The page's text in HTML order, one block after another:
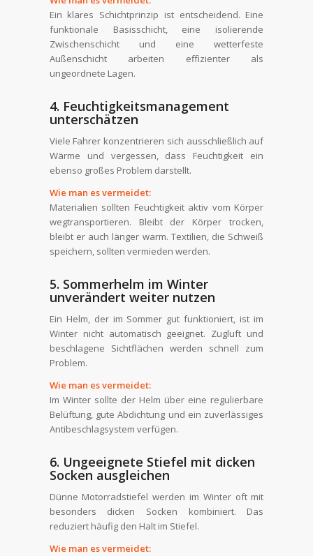
Ein klares Schichtprinzip ist entscheidend. Eine
funktionale Basisschicht, eine isolierende
Zwischenschicht und eine wetterfeste
Außenschicht arbeiten effizienter als
ungeordnete Lagen.
4. Feuchtigkeitsmanagement
unterschätzen
Viele Fahrer konzentrieren sich ausschließlich auf
Wärme und vergessen, dass Feuchtigkeit ein
ebenso großes Problem darstellt.
Wie man es vermeidet:
Materialien sollten Feuchtigkeit aktiv vom Körper
wegtransportieren. Bleibt der Körper trocken,
bleibt er auch länger warm. Textilien, die Schweiß
speichern, sollten vermieden werden.
5. Sommerhelm im Winter
unverändert weiter nutzen
Ein Helm, der im Sommer gut funktioniert, ist im
Winter nicht automatisch geeignet. Zugluft und
beschlagene Sichtflächen werden schnell zum
Problem.
Wie man es vermeidet:
Im Winter sollte der Helm über eine regulierbare
Belüftung, gute Abdichtung und ein zuverlässiges
Antibeschlagsystem verfügen.
6. Ungeeignete Stiefel mit dicken
Socken ausgleichen
Dünne Motorradstiefel werden im Winter oft mit
besonders dicken Socken kombiniert. Das
reduziert häufig den Halt im Stiefel.
Wie man es vermeidet: